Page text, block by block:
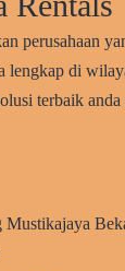
perusahaan
lengkap di
terbaik